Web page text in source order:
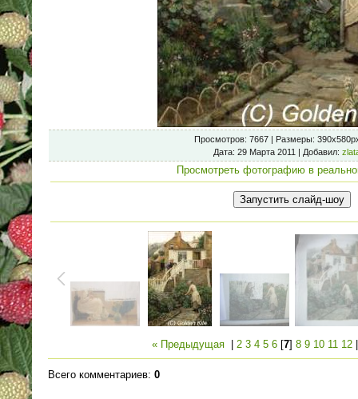
Просмотров: 7667 | Размеры:
Дата: 29 Марта 2011 | Добавил:
Просмотреть фотографию в
« Предыдущая| 2 3 4 5 6[7] 8 9 10 11 12
Всего комментариев: 0